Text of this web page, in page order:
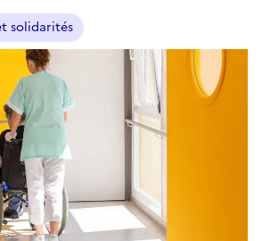
solidarités